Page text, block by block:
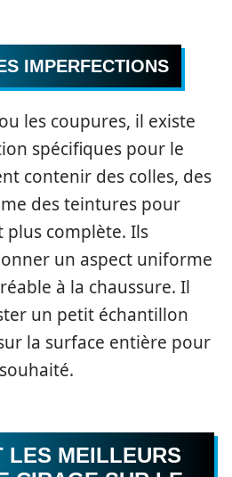
IMPERFECTIONS
les coupures, il existe
spécifiques pour le
contenir des colles, des
des teintures pour
plus complète. Ils
un aspect uniforme
à la chaussure. Il
un petit échantillon
la surface entière pour
LES MEILLEURS